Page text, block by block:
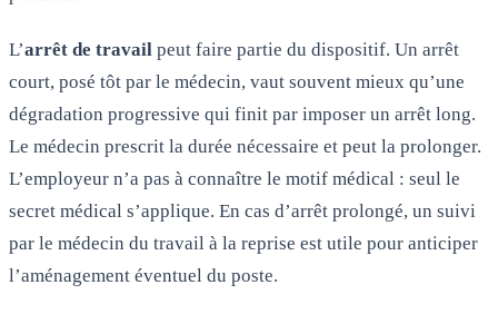
L’arrêt de travail peut faire partie du dispositif. Un arrêt
court, posé tôt par le médecin, vaut souvent mieux qu’une
dégradation progressive qui finit par imposer un arrêt long.
Le médecin prescrit la durée nécessaire et peut la prolonger.
L’employeur n’a pas à connaître le motif médical : seul le
secret médical s’applique. En cas d’arrêt prolongé, un suivi
par le médecin du travail à la reprise est utile pour anticiper
l’aménagement éventuel du poste.